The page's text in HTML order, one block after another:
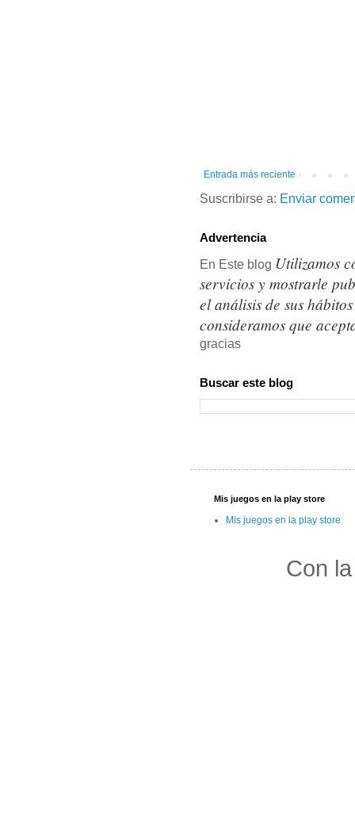
Entrada más reciente
Suscribirse a: Enviar
Advertencia
En Este blog Utilizamos
servicios y mostrarle
el análisis de sus
consideramos que
gracias
Buscar este blog
Mis juegos en la play store
Mis juegos en la play store
Con